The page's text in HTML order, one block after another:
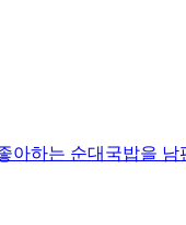
하는 순대국밥을